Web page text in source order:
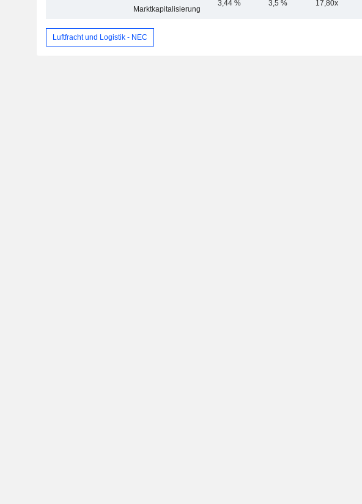
Marktkapitalisierung
3,44 % 3,5 % 17,80x
Luftfracht und Logistik - NEC